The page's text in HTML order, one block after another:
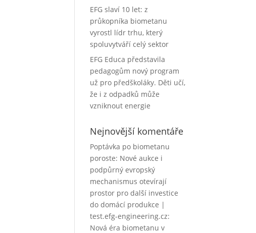
EFG slaví 10 let: z
průkopníka biometanu
vyrostl lídr trhu, který
spoluvytváří celý sektor
EFG Educa představila
pedagogům nový program
už pro předškoláky. Děti učí,
že i z odpadků může
vzniknout energie
Nejnovější komentáře
Poptávka po biometanu
poroste: Nové aukce i
podpůrný evropský
mechanismus otevírají
prostor pro další investice
do domácí produkce |
test.efg-engineering.cz:
Nová éra biometanu v